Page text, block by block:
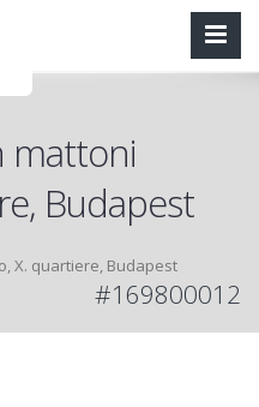
mattoni
Budapest
X. quartiere, Budapest
#169800012